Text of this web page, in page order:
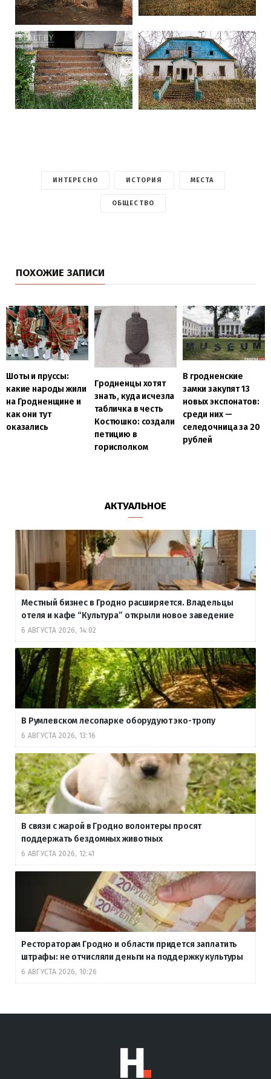
ИНТЕРЕСНО ИСТОРИЯ МЕСТА
ОБЩЕСТВО
ПОХОЖИЕ ЗАПИСИ
Шоты и пруссы:
какие народы жили
на Гродненщине и
как они тут
оказались
Гродненцы хотят
знать, куда исчезла
табличка в честь
Костюшко: создали
петицию в
горисполком
В гродненские
замки закупят 13
новых экспонатов:
среди них —
селедочница за 20
рублей
АКТУАЛЬНОЕ
Местный бизнес в Гродно расширяется. Владельцы
отеля и кафе “Культура” открыли новое заведение
6 АВГУСТА 2026, 14:02
В Румлевском лесопарке оборудуют эко-тропу
6 АВГУСТА 2026, 13:16
В связи с жарой в Гродно волонтеры просят
поддержать бездомных животных
6 АВГУСТА 2026, 12:41
Рестораторам Гродно и области придется заплатить
штрафы: не отчисляли деньги на поддержку культуры
6 АВГУСТА 2026, 10:26